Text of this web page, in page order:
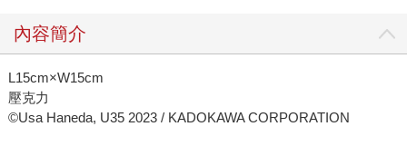
內容簡介
L15cm×W15cm
壓克力
©Usa Haneda, U35 2023 / KADOKAWA CORPORATION